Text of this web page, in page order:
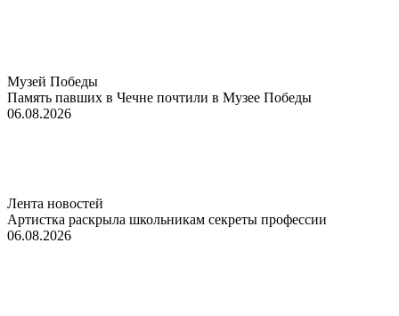
Музей Победы
Память павших в Чечне почтили в Музее Победы
06.08.2026
Лента новостей
Артистка раскрыла школьникам секреты профессии
06.08.2026